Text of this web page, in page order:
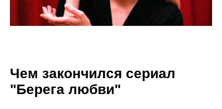
Чем закончился сериал
"Берега любви"